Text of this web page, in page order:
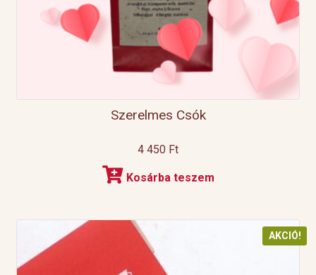
Szerelmes Csók
4 450 Ft
Kosárba teszem
AKCIÓ!